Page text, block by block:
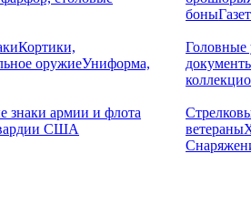
боны
Кортики,
оружиеУниформа,
Головные
знаки армии и флота
США
ветераны